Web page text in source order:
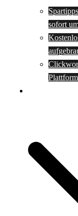
sofort
Plattform